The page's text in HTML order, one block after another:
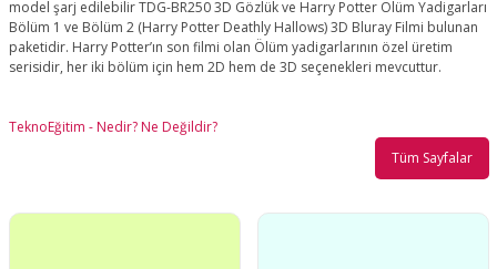
model şarj edilebilir TDG-BR250 3D Gözlük ve Harry Potter Ölüm Yadigarları
Bölüm 1 ve Bölüm 2 (Harry Potter Deathly Hallows) 3D Bluray Filmi bulunan
paketidir. Harry Potter’ın son filmi olan Ölüm yadigarlarının özel üretim
serisidir, her iki bölüm için hem 2D hem de 3D seçenekleri mevcuttur.
TeknoEğitim - Nedir? Ne Değildir?
Tüm Sayfalar